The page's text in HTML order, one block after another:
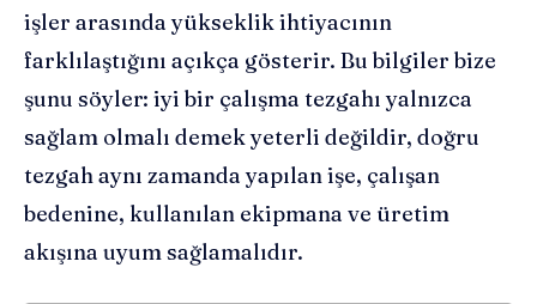
işler arasında yükseklik ihtiyacının
farklılaştığını açıkça gösterir. Bu bilgiler bize
şunu söyler: iyi bir çalışma tezgahı yalnızca
sağlam olmalı demek yeterli değildir, doğru
tezgah aynı zamanda yapılan işe, çalışan
bedenine, kullanılan ekipmana ve üretim
akışına uyum sağlamalıdır.